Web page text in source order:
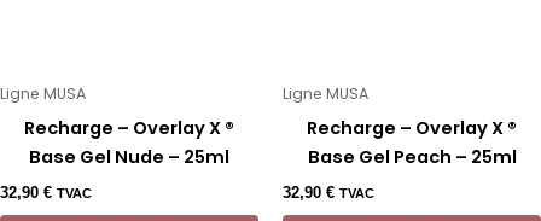
Ligne MUSA
Recharge – Overlay X ®
Base Gel Nude – 25ml
32,90 € TVAC
Ligne MUSA
Recharge – Overlay X ®
Base Gel Peach – 25ml
32,90 € TVAC